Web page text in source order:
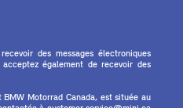
des messages électroniques
également de recevoir des
Motorrad Canada, est située au